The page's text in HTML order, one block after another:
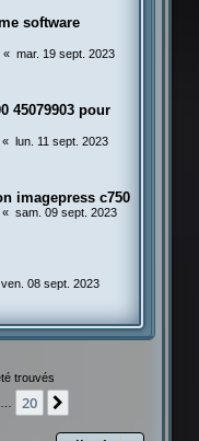
software
« mar. 19 sept. 2023
45079903 pour
« lun. 11 sept. 2023
imagepress c750
« sam. 09 sept. 2023
ven. 08 sept. 2023
trouvés
20